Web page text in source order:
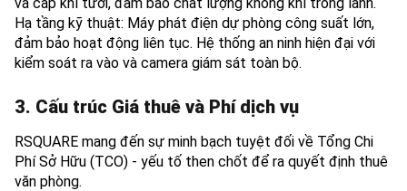
Hạ tầng kỹ thuật: Máy phát điện dự phòng công suất lớn,
đảm bảo hoạt động liên tục. Hệ thống an ninh hiện đại với
kiểm soát ra vào và camera giám sát toàn bộ.
3. Cấu trúc Giá thuê và Phí dịch vụ
RSQUARE mang đến sự minh bạch tuyệt đối về Tổng Chi
Phí Sở Hữu (TCO) - yếu tố then chốt để ra quyết định thuê
văn phòng.